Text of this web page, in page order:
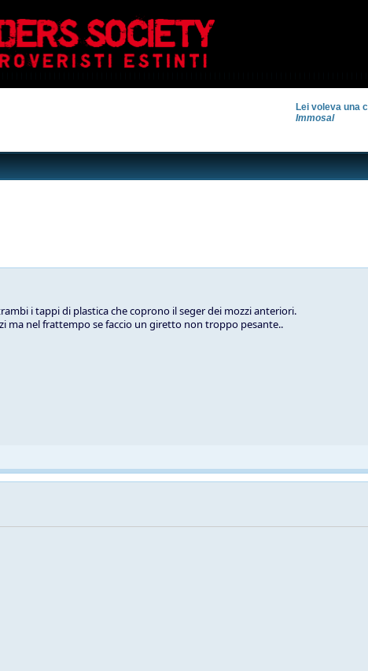
Lei voleva una
Immosal
i tappi di plastica che coprono il seger dei mozzi anteriori.
ma nel frattempo se faccio un giretto non troppo pesante..